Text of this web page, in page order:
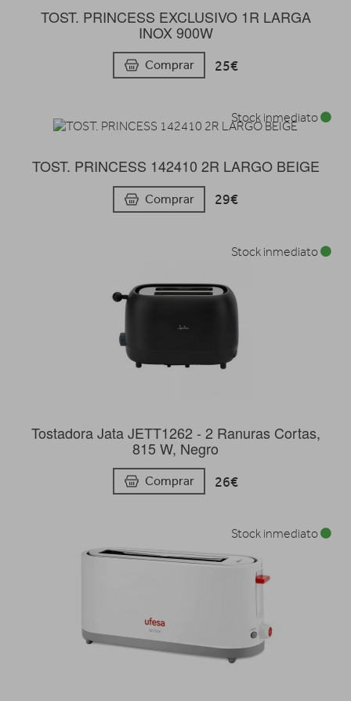
TOST. PRINCESS EXCLUSIVO 1R LARGA
INOX 900W
Comprar 25€
TOST. PRINCESS 142410 2R LARGO BEIGE
Comprar 29€
Stock inmediato
Tostadora Jata JETT1262 - 2 Ranuras Cortas,
815 W, Negro
Comprar 26€
Stock inmediato
Stock inmediato